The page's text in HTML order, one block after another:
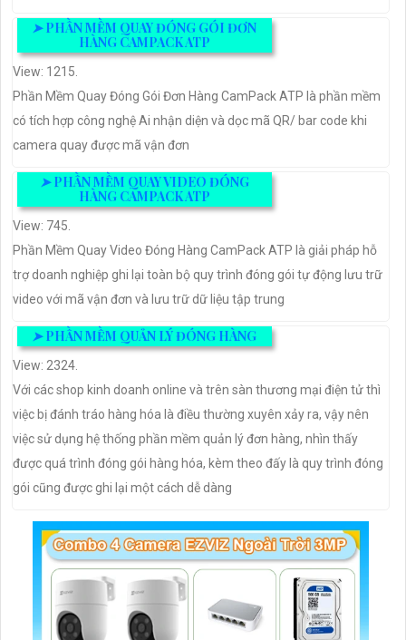
➤PHẦN MỀM QUAY ĐÓNG GÓI ĐƠN
HÀNG CAMPACK ATP
View: 1215.
Phần Mềm Quay Đóng Gói Đơn Hàng CamPack ATP là phần mềm
có tích hợp công nghệ Ai nhận diện và dọc mã QR/ bar code khi
camera quay được mã vận đơn
➤PHẦN MỀM QUAY VIDEO ĐÓNG
HÀNG CAMPACK ATP
View: 745.
Phần Mềm Quay Video Đóng Hàng CamPack ATP là giải pháp hỗ
trợ doanh nghiệp ghi lại toàn bộ quy trình đóng gói tự động lưu trữ
video với mã vận đơn và lưu trữ dữ liệu tập trung
➤PHẦN MỀM QUẢN LÝ ĐÓNG HÀNG
View: 2324.
Với các shop kinh doanh online và trên sàn thương mại điện tử thì
việc bị đánh tráo hàng hóa là điều thường xuyên xảy ra, vậy nên
việc sử dụng hệ thống phần mềm quản lý đơn hàng, nhìn thấy
được quá trình đóng gói hàng hóa, kèm theo đấy là quy trình đóng
gói cũng được ghi lại một cách dễ dàng